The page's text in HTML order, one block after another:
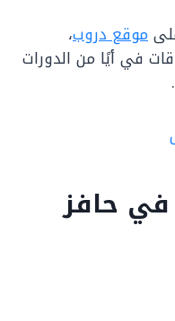
موقع دروب،
في أيًا من الدورات
في حافز